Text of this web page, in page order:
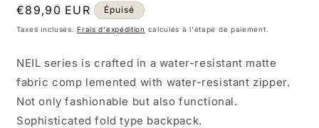
quantité
de
Navy
1055
quantité
de
Neil
Navy
1055
Prix
habituel
€89,90 EUR Épuisé
Taxes incluses.Frais d'expédition calculés à l'étape de paiement.
NEIL series is crafted in a water-resistant matte
fabric comp lemented with water-resistant zipper.
Not only fashionable but also functional.
Sophisticated fold type backpack.